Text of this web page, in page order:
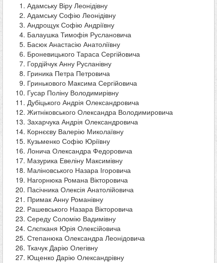
Адамську Віру Леонідівну
Адамську Софію Леонідівну
Андрощук Софію Андріївну
Балаушка Тимофія Руслановича
Басюк Анастасію Анатоліївну
Броневицького Тараса Сергійовича
Гордійчук Анну Русланівну
Гриника Петра Петровича
Гринькового Максима Сергійовича
Гусар Поліну Володимирівну
Дубіцького Андрія Олександровича
Житніковського Олександра Володимировича
Захарчука Андрія Олександровича
Корнєєву Валерію Миколаївну
Кузьменко Софію Юріївну
Лонича Олександра Федоровича
Мазурика Евеліну Максимівну
Маліновського Назара Ігоровича
Нагорнюка Романа Вікторовича
Пасічника Олексія Анатолійовича
Примак Анну Романівну
Рашевського Назара Вікторовича
Середу Соломію Вадимівну
Слєпканя Юрія Олексійовича
Степанюка Олександра Леонідовича
Ткачук Дарію Олегівну
Ющенко Дарію Олександрівну